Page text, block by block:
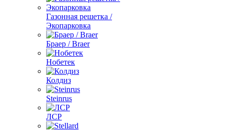
Газонная решетка /
Экопарковка
Браер / Braer
Нобетек
Колдиз
Steinrus
ЛСР